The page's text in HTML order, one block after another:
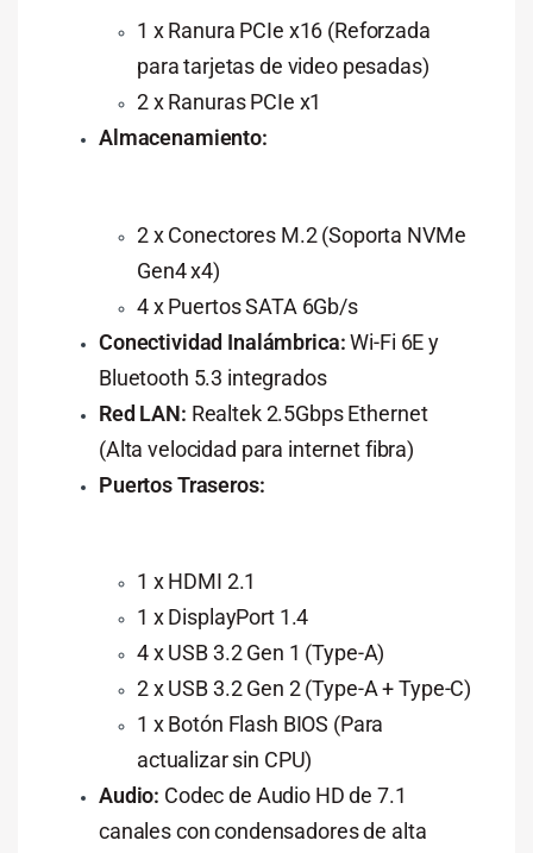
1 x Ranura PCIe x16 (Reforzada
para tarjetas de video pesadas)
2 x Ranuras PCIe x1
Almacenamiento:
2 x Conectores M.2 (Soporta NVMe
Gen4 x4)
4 x Puertos SATA 6Gb/s
Conectividad Inalámbrica:Wi-Fi 6E y
Bluetooth 5.3 integrados
Red LAN: Realtek 2.5Gbps Ethernet
(Alta velocidad para internet fibra)
Puertos Traseros:
1 x HDMI 2.1
1 x DisplayPort 1.4
4 x USB 3.2 Gen 1 (Type-A)
2 x USB 3.2 Gen 2 (Type-A + Type-C)
1 x Botón Flash BIOS (Para
actualizar sin CPU)
Audio: Codec de Audio HD de 7.1
canales con condensadores de alta